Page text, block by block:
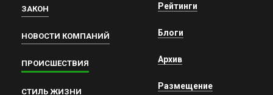
ЗАКОН
НОВОСТИ КОМПАНИЙ
ПРОИСШЕСТВИЯ
СТИЛЬ ЖИЗНИ
Рейтинги
Блоги
Архив
Размещение